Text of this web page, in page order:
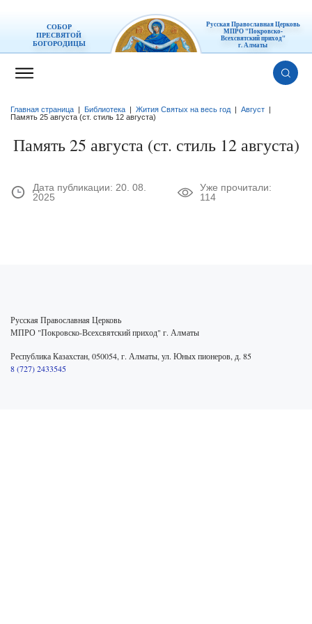
СОБОР
ПРЕСВЯТОЙ
БОГОРОДИЦЫ
Русская Православная Церковь
МПРО "Покровско-
Всехсвятский приход"
г. Алматы
Главная страница Библиотека Жития Святых на весь год| Август
Память 25 августа (ст. стиль 12 августа)
Память 25 августа (ст. стиль 12 августа)
Дата публикации: 20. 08.
2025
Уже прочитали:
114
Русская Православная Церковь
МПРО "Покровско-Всехсвятский приход" г. Алматы
Республика Казахстан, 050054, г. Алматы, ул. Юных пионеров, д. 85
8 (727) 2433545